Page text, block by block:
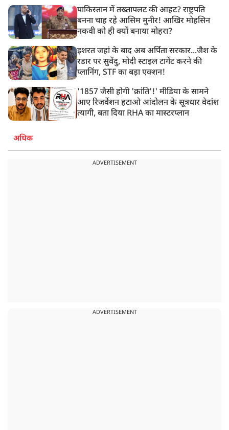
पाकिस्तान में तख्तापलट की आहट? राष्ट्रपति
बनना चाह रहे आसिम मुनीर! आखिर मोहसिन
नकवी को ही क्यों बनाया मोहरा?
इशरत जहां के बाद अब अर्पिता सरकार...जैश के
रडार पर सुवेंदु, मोदी स्टाइल टार्गेट करने की
प्लानिंग, STF का बड़ा एक्शन!
'1857 जैसी होगी 'क्रांति'!' मीडिया के सामने
आए रिजर्वेशन हटाओ आंदोलन के सूत्रधार वेदांश
त्यागी, बता दिया RHA का मास्टरप्लान
अधिक
ADVERTISEMENT
ADVERTISEMENT